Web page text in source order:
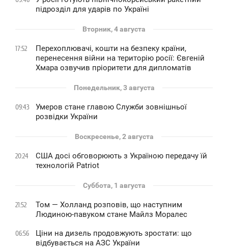
підрозділ для ударів по Україні
Вторник, 4 августа
17:52
Перехоплювачі, кошти на безпеку країни,
перенесення війни на територію росії: Євгеній
Хмара озвучив пріоритети для дипломатів
Понедельник, 3 августа
09:43
Умеров стане главою Служби зовнішньої
розвідки України
Воскресенье, 2 августа
20:24
США досі обговорюють з Україною передачу їй
технологій Patriot
Суббота, 1 августа
21:52
Том — Холланд розповів, що наступним
Людиною-павуком стане Майлз Моралес
06:56
Ціни на дизель продовжують зростати: що
відбувається на АЗС України